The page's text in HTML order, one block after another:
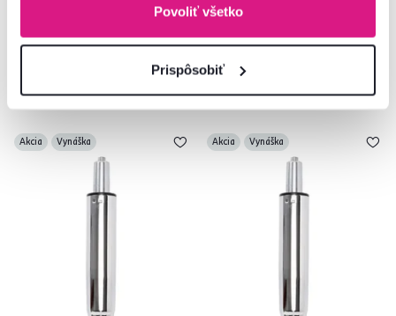
Povoliť všetko
Prispôsobiť
2 Farba - detailná 2 Farba - detailná
Akcia Vynáška Akcia Vynáška